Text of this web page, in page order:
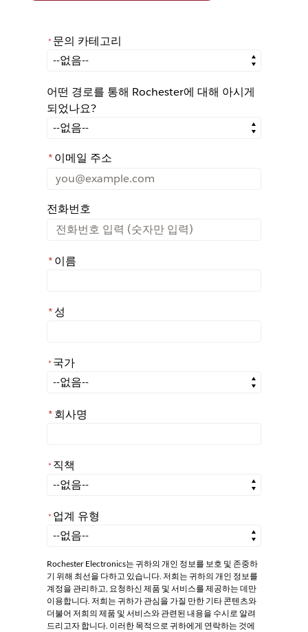
* 문의 카테고리
문의 카테고리
어떤 경로를 통해 Rochester에 대해 아시게
되었나요?
어떤 경로를 통해 Rochester에 대해 아시게 되었나요?
*이메일 주소
전화번호
*이름
*성
* 국가
국가
*회사명
* 직책
직책
* 업계 유형
업계 유형
Rochester Electronics는 귀하의 개인 정보를 보호 및 존중하
기 위해 최선을 다하고 있습니다. 저희는 귀하의 개인 정보를
계정을 관리하고, 요청하신 제품 및 서비스를 제공하는 데만
이용합니다. 저희는 귀하가 관심을 가질 만한 기타 콘텐츠와
더불어 저희의 제품 및 서비스와 관련된 내용을 수시로 알려
드리고자 합니다. 이러한 목적으로 귀하에게 연락하는 것에